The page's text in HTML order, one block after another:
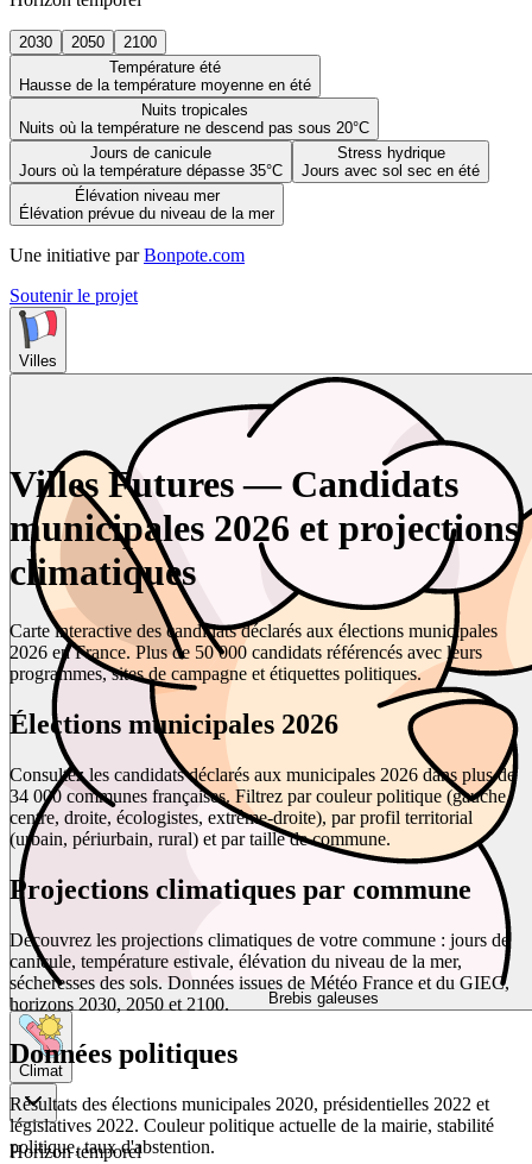
2030 2050
2100
Température été
Hausse de la température moyenne en été
Nuits tropicales
Nuits où la température ne descend pas sous 20°C
Jours de canicule
Jours où la température dépasse 35°C
Stress hydrique
Jours avec sol sec en été
Élévation niveau mer
Élévation prévue du niveau de la mer
Une initiative par Bonpote.com
Soutenir le projet
Villes
Brebis galeuses
Climat
Horizon temporel
Villes Futures — Candidats
municipales 2026 et projections
climatiques
Carte interactive des candidats déclarés aux élections municipales
2026 en France. Plus de 50 000 candidats référencés avec leurs
programmes, sites de campagne et étiquettes politiques.
Élections municipales 2026
Consultez les candidats déclarés aux municipales 2026 dans plus de
34 000 communes françaises. Filtrez par couleur politique (gauche,
centre, droite, écologistes, extrême-droite), par profil territorial
(urbain, périurbain, rural) et par taille de commune.
Projections climatiques par commune
Découvrez les projections climatiques de votre commune : jours de
canicule, température estivale, élévation du niveau de la mer,
sécheresses des sols. Données issues de Météo France et du GIEC,
horizons 2030, 2050 et 2100.
Données politiques
Résultats des élections municipales 2020, présidentielles 2022 et
législatives 2022. Couleur politique actuelle de la mairie, stabilité
politique, taux d'abstention.